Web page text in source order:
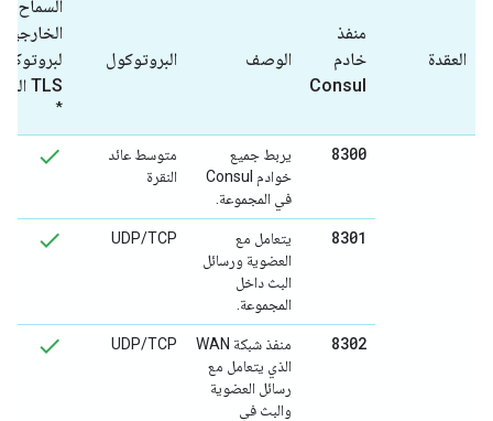
العقدة
منفذ
خادم
Consul
الوصف البروتوكول
السماح
TLS المتبادل
*
8300
يربط جميع
خوادم Consul
في المجموعة.
متوسط عائد
النقرة
8301
يتعامل مع
العضوية ورسائل
البث داخل
المجموعة.
UDP/TCP
8302
منفذ شبكة WAN
الذي يتعامل مع
رسائل العضوية
والبث في
UDP/TCP